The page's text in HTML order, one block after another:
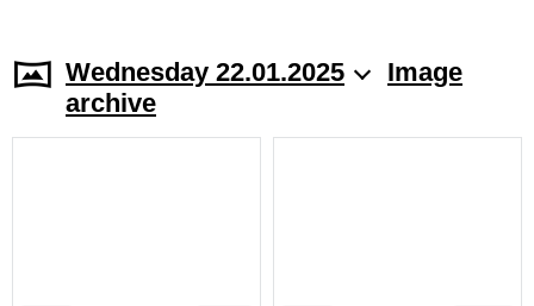
Wednesday 22.01.2025
Image
archive